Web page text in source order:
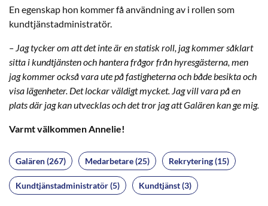
En egenskap hon kommer få användning av i rollen som
kundtjänstadministratör.
– Jag tycker om att det inte är en statisk roll, jag kommer såklart
sitta i kundtjänsten och hantera frågor från hyresgästerna, men
jag kommer också vara ute på fastigheterna och både besikta och
visa lägenheter. Det lockar väldigt mycket. Jag vill vara på en
plats där jag kan utvecklas och det tror jag att Galären kan ge mig.
Varmt välkommen Annelie!
Galären (267) Medarbetare (25) Rekrytering (15)
Kundtjänstadministratör (5) Kundtjänst (3)